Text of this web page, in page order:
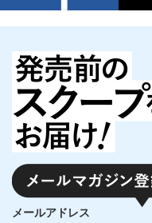
メールアドレス